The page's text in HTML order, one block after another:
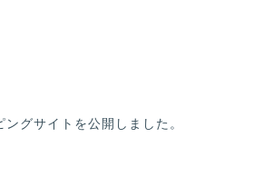
グサイトを公開しました。